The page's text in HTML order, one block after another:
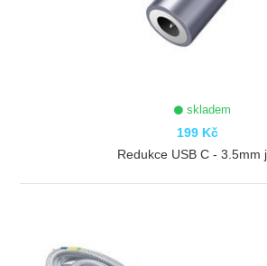
skladem
199 Kč
Redukce USB C - 3.5mm